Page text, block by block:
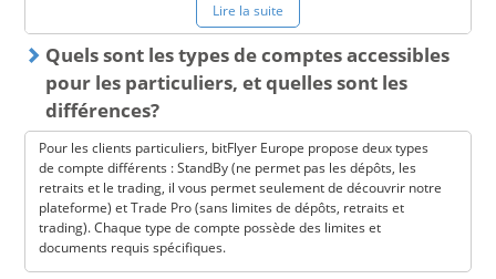
Notre système prendra également une photo en direct de votre
visage. Veuillez vous assurer que pendant que le système prend
la photo, votre visage est visible, aucun filtre n'est utilisé et aucun
masque ou casque ne bloque une partie de votre visage.
Lire la suite
Quels sont les types de comptes accessibles
pour les particuliers, et quelles sont les
différences?
Pour les clients particuliers, bitFlyer Europe propose deux types
de compte différents : StandBy (ne permet pas les dépôts, les
retraits et le trading, il vous permet seulement de découvrir notre
plateforme) et Trade Pro (sans limites de dépôts, retraits et
trading). Chaque type de compte possède des limites et
documents requis spécifiques.